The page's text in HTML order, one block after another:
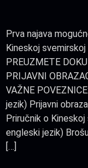
Prva najava
Kineskoj
PREUZMETE
PRIJAVNI
VAŽNE
jezik) Prijavni
Priručnik o
engleski jezik)
[…]